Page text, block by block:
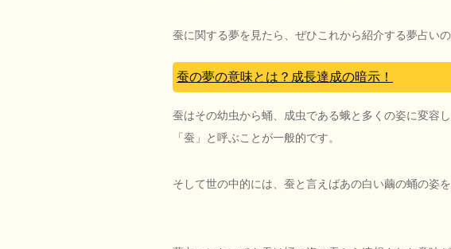
蚕に関する夢を見たら、ぜひこれから紹介する夢占い
蚕の夢の意味とは？成長達成の暗示！
蚕はその幼虫から蛹、成虫である蛾と多くの姿に変容
「蚕」と呼ぶことが一般的です。
そして世の中的には、蚕と言えばあの白い繭の蛹の姿